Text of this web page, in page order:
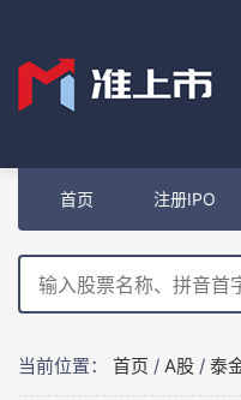
首页 注册IPO
当前位置： 首页 / A股 / 泰